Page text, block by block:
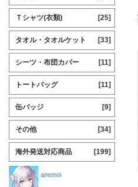
Ｔシャツ(衣類) [25]
タオル・タオルケット [33]
シーツ・布団カバー [11]
トートバッグ [11]
缶バッジ [9]
その他 [34]
海外発送対応商品 [199]
anemoi